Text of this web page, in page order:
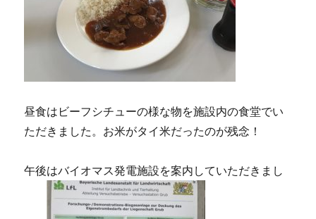
昼食はビーフシチューの様な物を施設内の食堂でい
ただきました。お米がタイ米だったのが残念！
午後はバイオマス発電施設を案内していただきまし